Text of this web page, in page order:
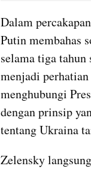
Dalam
Putin membahas
selama tiga
menjadi
menghubungi
dengan prinsip
tentang Ukraina
Zelensky